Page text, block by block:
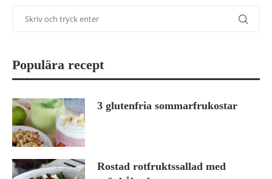
Populära recept
3 glutenfria sommarfrukostar
Rostad rotfruktssallad med